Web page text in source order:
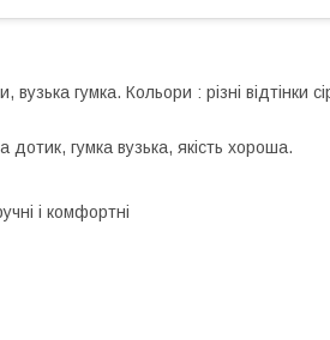
гумка. Кольори : різні відтінки
гумка вузька, якість хороша.
і комфортні